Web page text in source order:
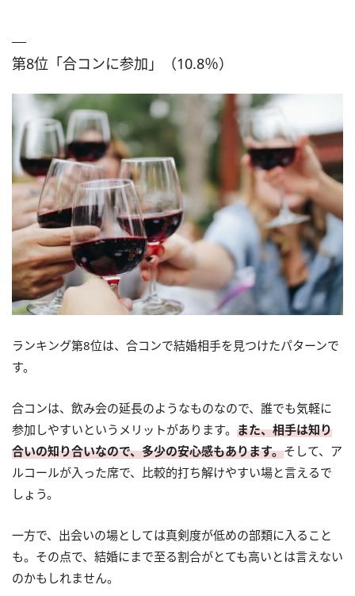
第8位「合コンに参加」（10.8％）
ランキング第8位は、合コンで結婚相手を見つけたパターンで
す。
合コンは、飲み会の延長のようなものなので、誰でも気軽に
参加しやすいというメリットがあります。 また、相手は知り
合いの知り合いなので、多少の安心感もあります。そして、ア
ルコールが入った席で、比較的打ち解けやすい場と言えるで
しょう。
一方で、出会いの場としては真剣度が低めの部類に入ること
も。その点で、結婚にまで至る割合がとても高いとは言えない
のかもしれません。